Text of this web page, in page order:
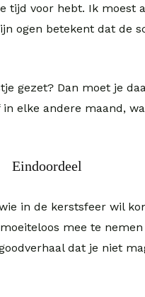
voor hebt. Ik moest
ogen betekent dat de
gezet? Dan moet je
elke andere maand,
Eindoordeel
in de kerstsfeer wil
mee te
dat je niet